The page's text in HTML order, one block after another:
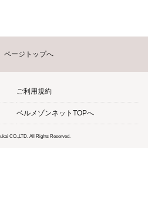
ページトップへ
ご利用規約
ベルメゾンネットTOPへ
CO.,LTD. All Rights Reserved.